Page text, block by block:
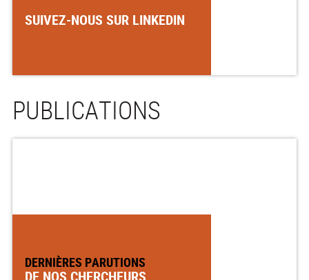
SUIVEZ-NOUS SUR LINKEDIN
PUBLICATIONS
DERNIÈRES PARUTIONS